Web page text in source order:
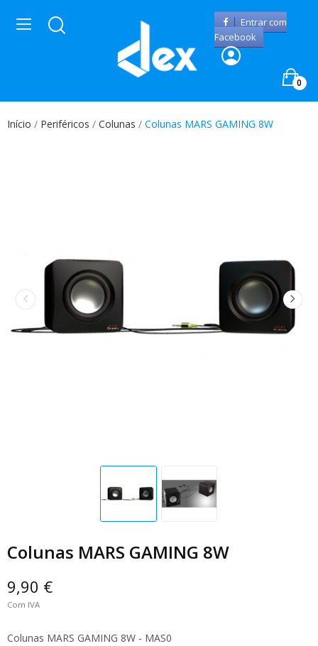
Entrar com
Facebook
0
Início Periféricos Colunas Colunas MARS GAMING 8W
Colunas MARS GAMING 8W
9,90 €
Com IVA
Colunas MARS GAMING 8W - MAS0